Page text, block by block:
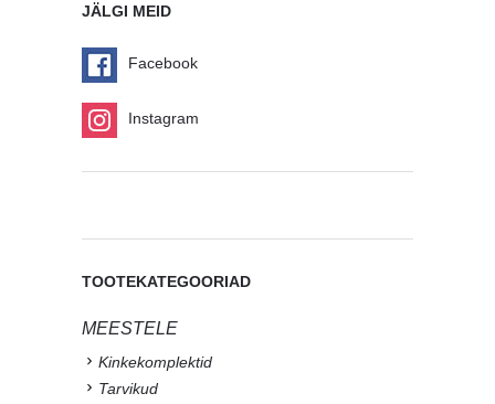
JÄLGI MEID
Facebook
Instagram
TOOTEKATEGOORIAD
MEESTELE
Kinkekomplektid
Tarvikud